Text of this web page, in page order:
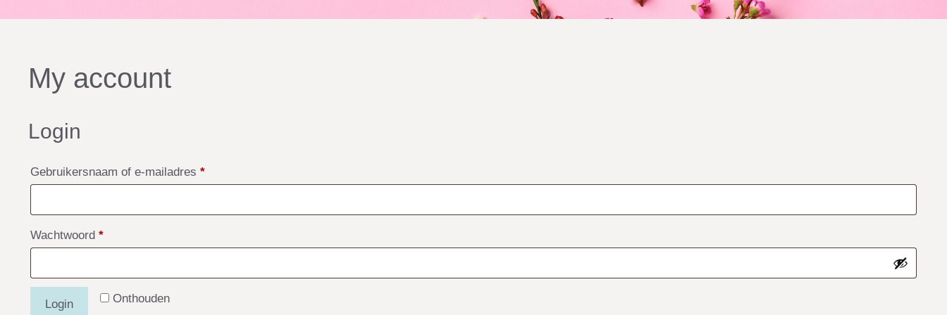
My account
Login
Gebruikersnaam of e-mailadres *Vereist
Wachtwoord *Vereist
Onthouden
Login